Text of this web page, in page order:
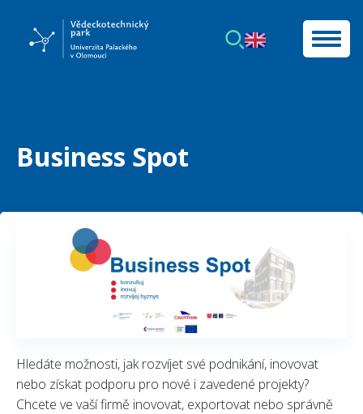
Business Spot
Hledáte možnosti, jak rozvíjet své podnikání, inovovat
nebo získat podporu pro nové i zavedené projekty?
Chcete ve vaší firmě inovovat, exportovat nebo správně